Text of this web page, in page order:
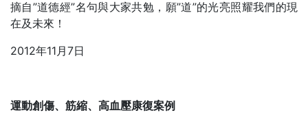
摘自”道德經”名句與大家共勉，願”道”的光亮照耀我們的現
在及未來！
2012年11月7日
運動創傷、筋縮、高血壓康復案例